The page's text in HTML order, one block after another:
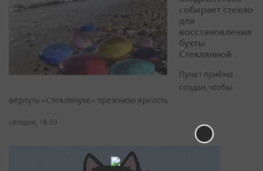
собирает стекло
для
восстановления
бухты
Стеклянной
Пункт приёма
создан, чтобы
вернуть «Стеклянухе» прежнюю яркость
сегодня, 18:03